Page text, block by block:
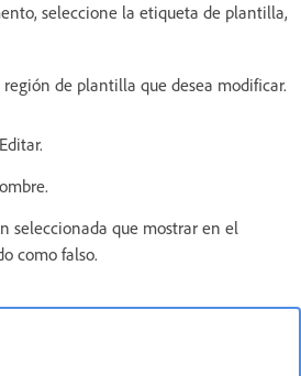
seleccione la etiqueta de plantilla,
de plantilla que desea modificar.
seleccionada que mostrar en el
como falso.